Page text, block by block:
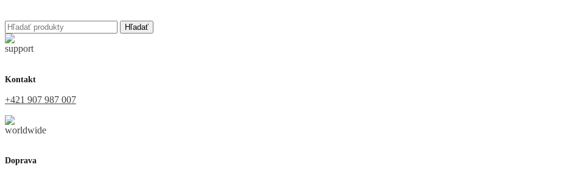
Hľadať
Kontakt
+421 907 987 007
Doprava